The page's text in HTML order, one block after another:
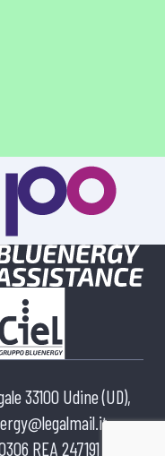
33100 Udine (UD),
REA 247191 | Cap.